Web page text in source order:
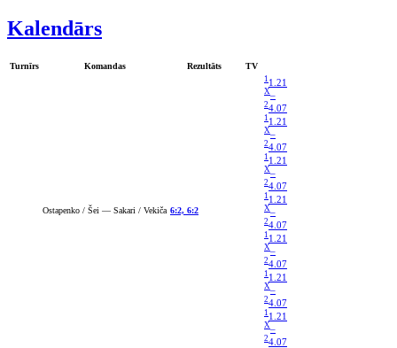
Kalendārs
Turnīrs Komandas Rezultāts TV
Ostapenko / Šei — Sakari / Vekiča 6:2, 6:2
1 1.21
X–
24.07
1 1.21
X–
24.07
1 1.21
X–
24.07
1 1.21
X–
24.07
1 1.21
X–
24.07
1 1.21
X–
24.07
1 1.21
X–
24.07